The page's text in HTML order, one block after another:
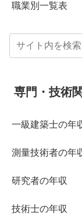
職業別一覧表
専門・技術
一級建築士の年
測量技術者の年
研究者の年収
技術士の年収